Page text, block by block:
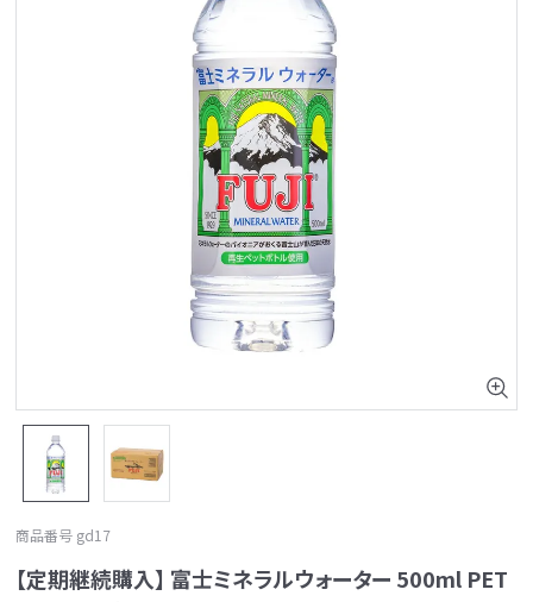
商品番号 gd17
【定期継続購入】 富士ミネラルウォーター 500ml PET